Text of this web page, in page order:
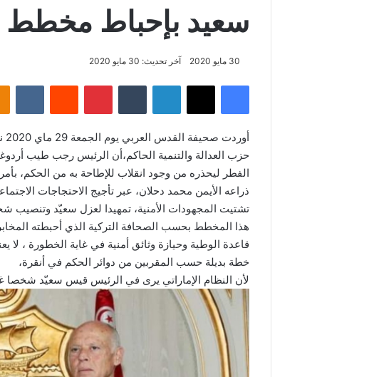
سعيد بإحباط مخطط
30 مايو 2020 آخر تحديث: 30 مايو 2020
فيسبوك لينكدإن بينتيريست
حزب العدالة والتنمية الحاكم،أن الرئيس رجب طيب
الفطر ليحذره من وجود انقلاب للإطاحة به من الحكم،
ذراعه الأيمن محمد دحلان، عبر تأجيج الاحتجاجات
تشتيت المجهودات الأمنية، تمهيدا لعزل سعيّد
هذا المخطط بحسب الصحافة التركية الذي أحبطته
قاعدة الوطية وحيازة وثائق أمنية في غاية الخطورة ، لا
خطة بديلة حسب المقربين من دوائر الحكم في أنقرة،
لأن النظام الإماراتي يرى في الرئيس قيس سعيّد